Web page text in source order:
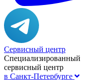
Сервисный центр
Специализированный
сервисный центр
в Санкт-Петербурге